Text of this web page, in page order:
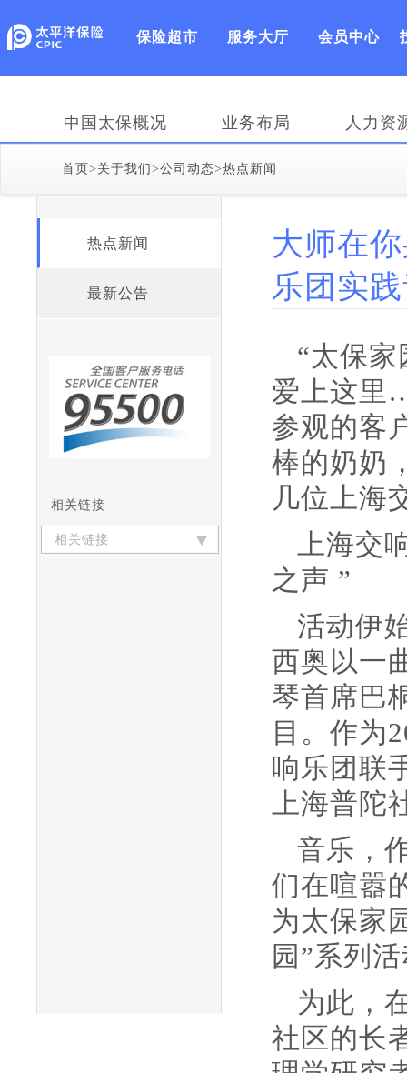
保险超市 服务大厅 会员中心
中国太保概况 业务布局 人力资
首页> 关于我们 >公司动态>热点新闻
热点新闻
最新公告
相关链接
相关链接
大师在
乐团实
“太保
爱上这里
参观的客
棒的奶奶
几位上海
上海交
之声 ”
活动伊
西奥以一
琴首席巴
目。作为
响乐团联
上海普陀
音乐，
们在喧嚣
为太保家
园”系列
为此，
社区的长